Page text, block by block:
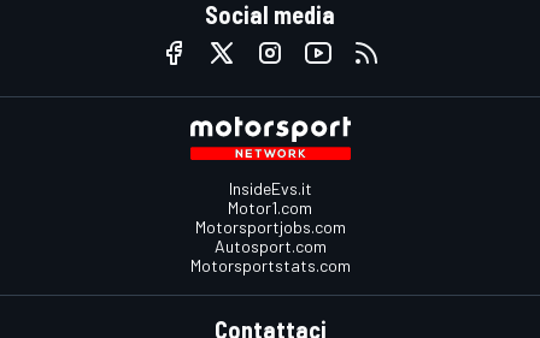
Social media
InsideEvs.it
Motor1.com
Motorsportjobs.com
Autosport.com
Motorsportstats.com
Contattaci